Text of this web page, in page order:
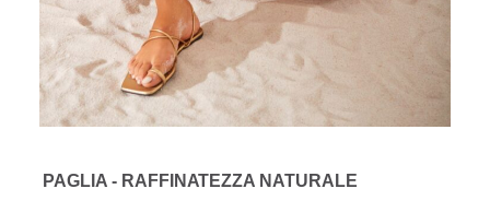
PAGLIA - RAFFINATEZZA NATURALE